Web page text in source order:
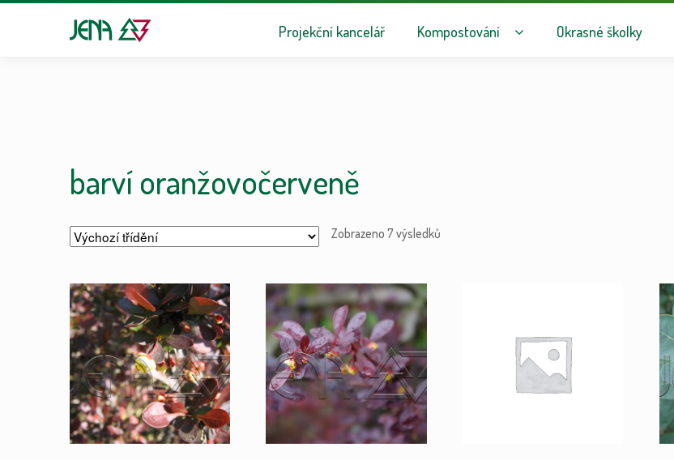
Přeskočit na navigaci
Přejít k obsahu webu
Projekční kancelář Kompostování Okrasné školky
barví oranžovočerveně
Zobrazeno 7 výsledků